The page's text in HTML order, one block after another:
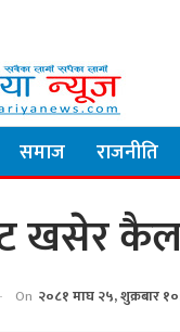
समाज राजनीति
खसेर
On २०८१ माघ २५, शुक्रबार